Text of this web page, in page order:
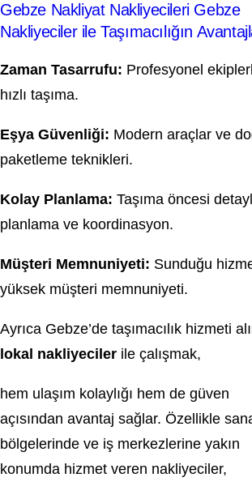
Gebze Nakliyat Nakliyecileri Gebze
Nakliyeciler ile Taşımacılığın
Zaman Tasarrufu: Profesyonel
hızlı taşıma.
Eşya Güvenliği: Modern araçlar ve
paketleme teknikleri.
Kolay Planlama: Taşıma öncesi
planlama ve koordinasyon.
Müşteri Memnuniyeti: Sunduğu
yüksek müşteri memnuniyeti.
Ayrıca Gebze’de taşımacılık hizmeti
lokal nakliyeciler ile çalışmak,
hem ulaşım kolaylığı hem de güven
açısından avantaj sağlar. Özellikle
bölgelerinde ve iş merkezlerine yakın
konumda hizmet veren nakliyeciler,